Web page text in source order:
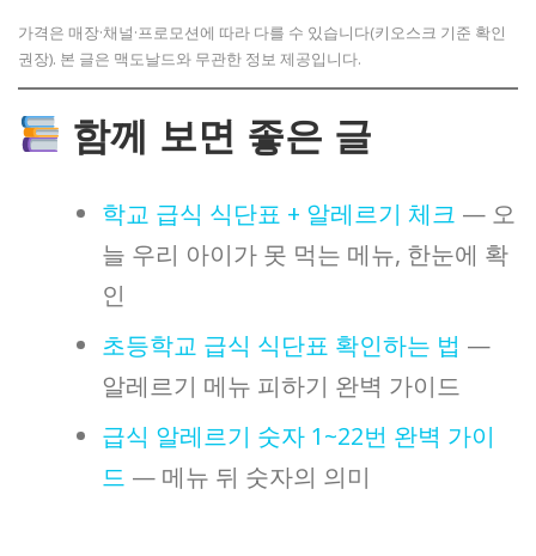
가격은 매장·채널·프로모션에 따라 다를 수 있습니다(키오스크 기준 확인
권장). 본 글은 맥도날드와 무관한 정보 제공입니다.
함께 보면 좋은 글
학교 급식 식단표 + 알레르기 체크 — 오
늘 우리 아이가 못 먹는 메뉴, 한눈에 확
인
초등학교 급식 식단표 확인하는 법 —
알레르기 메뉴 피하기 완벽 가이드
급식 알레르기 숫자 1~22번 완벽 가이
드 — 메뉴 뒤 숫자의 의미